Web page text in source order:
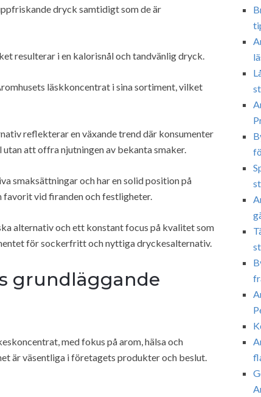
dryck samtidigt som de är
resulterar i en kalorisnål och tandvänlig dryck.
läskkoncentrat i sina sortiment, vilket
reflekterar en växande trend där konsumenter
att offra njutningen av bekanta smaker.
smaksättningar och har en solid position på
favorit vid firanden och festligheter.
alternativ och ett konstant focus på kvalitet som
för sockerfritt och nyttiga dryckesalternativ.
grundläggande
med fokus på arom, hälsa och
är väsentliga i företagets produkter och beslut.